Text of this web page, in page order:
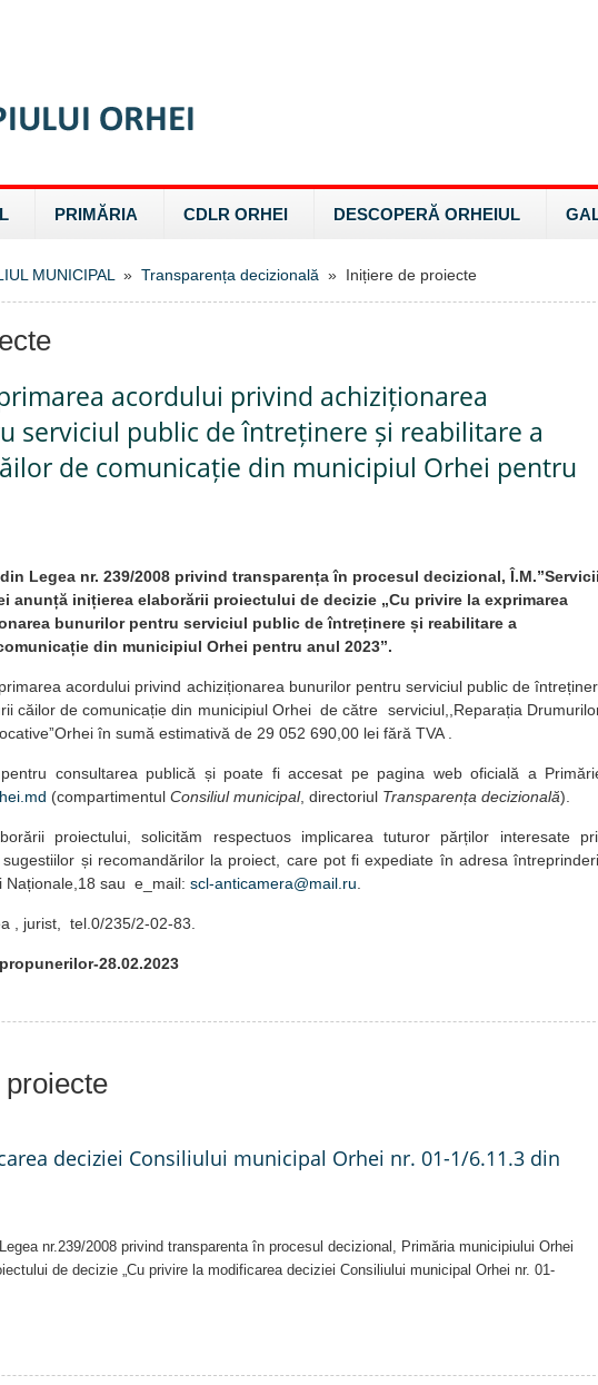
PRIMĂRIA CDLR ORHEI DESCOPERĂ ORHEIUL
MUNICIPAL » Transparența decizională » Inițiere de proiecte
acordului privind achiziționarea
serviciul public de întreținere și reabilitare a
de comunicație din municipiul Orhei pentru
Legea nr. 239/2008 privind transparența în procesul decizional, Î.M.”Servicii
anunță inițierea elaborării proiectului de decizie „Cu privire la exprimarea
bunurilor pentru serviciul public de întreținere și reabilitare a
din municipiul Orhei pentru anul 2023”.
acordului privind achiziționarea bunurilor pentru serviciul public de
căilor de comunicație din municipiul Orhei de către serviciul,,Reparația
în sumă estimativă de 29 052 690,00 lei fără TVA .
consultarea publică și poate fi accesat pe pagina web oficială a
(compartimentul Consiliul municipal, directoriul Transparența decizională).
proiectului, solicităm respectuos implicarea tuturor părților interesate
și recomandărilor la proiect, care pot fi expediate în adresa
Naționale,18 sau e_mail: scl-anticamera@mail.ru
, jurist, tel.0/235/2-02-83.
28.02.2023
deciziei Consiliului municipal Orhei nr. 01-1/6.11.3 din
nr.239/2008 privind transparenta în procesul decizional, Primăria municipiului Orhei
de decizie „Cu privire la modificarea deciziei Consiliului municipal Orhei nr. 01-